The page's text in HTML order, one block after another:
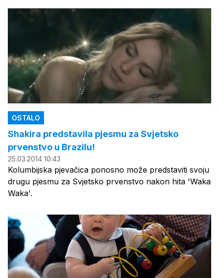
OSTALO
Shakira predstavila pjesmu za Svjetsko
prvenstvo u Brazilu!
25.03.2014 10:43
Kolumbijska pjevačica ponosno može predstaviti svoju
drugu pjesmu za Svjetsko prvenstvo nakon hita 'Waka
Waka'.